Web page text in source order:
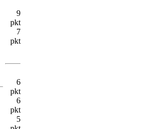
9
pkt
7
pkt
6
pkt
6
pkt
5